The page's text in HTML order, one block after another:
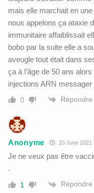
mais elle marchait en
nous appelons ça ataxie
immunitaire affaiblissait
bobo par la suite elle a
aveugle tout était dans
ça à l’âge de 50 ans
injections ARN messager
0 Répondre
Anonyme 10 June 2021
Je ne veux pas être
.
1 Répondre